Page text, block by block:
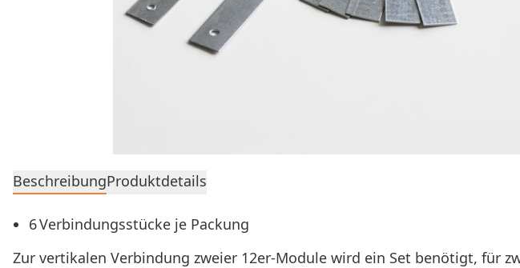
BeschreibungProduktdetails
6 Verbindungsstücke je Packung
Zur vertikalen Verbindung zweier 12er-Module wird ein Set benötigt, für